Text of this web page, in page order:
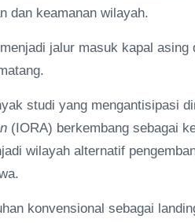
dan keamanan wilayah.
jalur masuk kapal
studi yang mengantisipasi
(IORA) berkembang sebagai
wilayah alternatif
konvensional sebagai